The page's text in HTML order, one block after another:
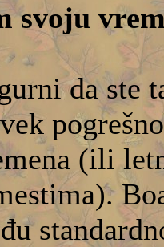
svoju
da ste
(ili